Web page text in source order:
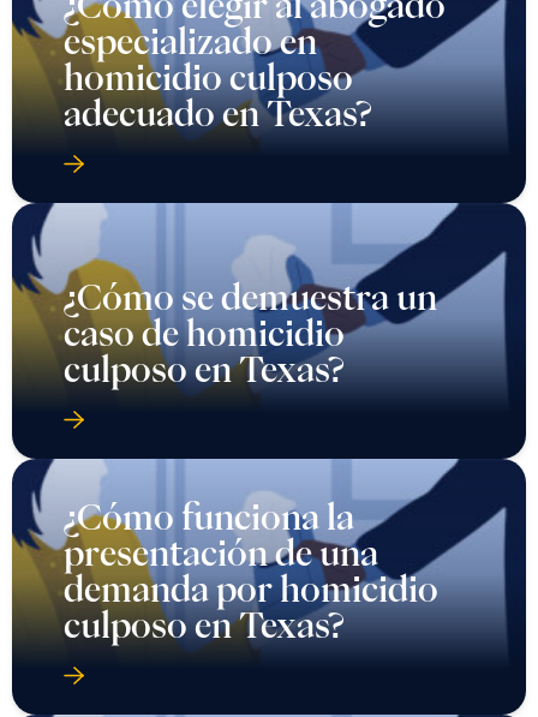
especializado en
homicidio culposo
adecuado en Texas?
¿Cómo se demuestra un
caso de homicidio
culposo en Texas?
¿Cómo funciona la
presentación de una
demanda por homicidio
culposo en Texas?